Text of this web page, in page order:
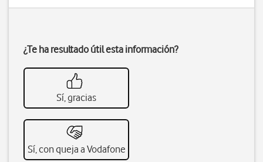
¿Te ha resultado útil esta información?
Sí, gracias
Sí, con queja a Vodafone